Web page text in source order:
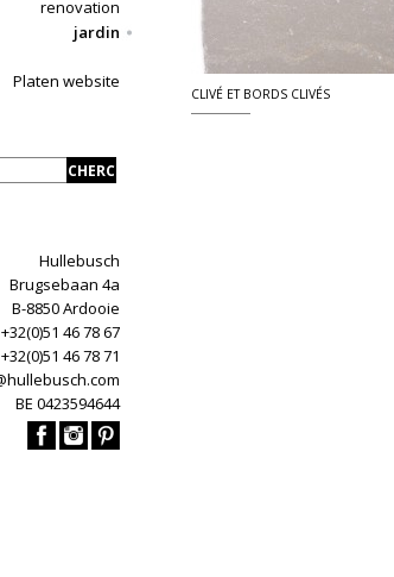
renovation
jardin
Platen website
Hullebusch
Brugsebaan 4a
B-8850 Ardooie
46 78 67
46 78 71
BE 0423594644
CLIVÉ ET BORDS CLIVÉS